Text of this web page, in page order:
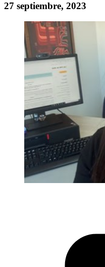
27 septiembre, 2023